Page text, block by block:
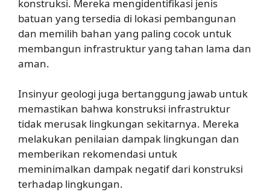
konstruksi. Mereka mengidentifikasi jenis
batuan yang tersedia di lokasi pembangunan
dan memilih bahan yang paling cocok untuk
membangun infrastruktur yang tahan lama dan
aman.
Insinyur geologi juga bertanggung jawab untuk
memastikan bahwa konstruksi infrastruktur
tidak merusak lingkungan sekitarnya. Mereka
melakukan penilaian dampak lingkungan dan
memberikan rekomendasi untuk
meminimalkan dampak negatif dari konstruksi
terhadap lingkungan.